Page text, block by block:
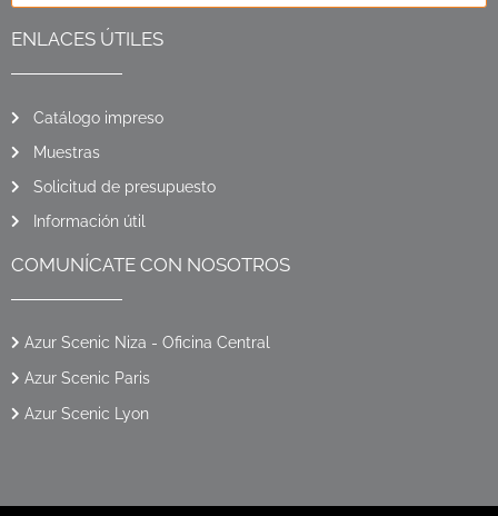
ENLACES ÚTILES
Catálogo impreso
Muestras
Solicitud de presupuesto
Información útil
COMUNÍCATE CON NOSOTROS
Azur Scenic Niza - Oficina Central
Azur Scenic Paris
Azur Scenic Lyon